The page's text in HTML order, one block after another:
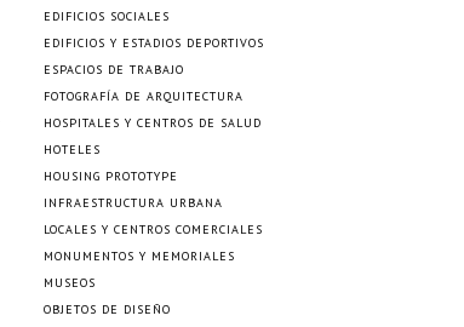
EDIFICIOS SOCIALES
EDIFICIOS Y ESTADIOS DEPORTIVOS
ESPACIOS DE TRABAJO
FOTOGRAFÍA DE ARQUITECTURA
HOSPITALES Y CENTROS DE SALUD
HOTELES
HOUSING PROTOTYPE
INFRAESTRUCTURA URBANA
LOCALES Y CENTROS COMERCIALES
MONUMENTOS Y MEMORIALES
MUSEOS
OBJETOS DE DISEÑO